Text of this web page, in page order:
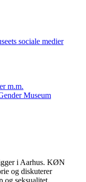
sociale medier
m.m.
Museum
i Aarhus. KØN
og diskuterer
og seksualitet.